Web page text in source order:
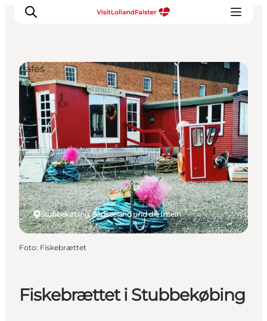
Natur und Outdoor
Familienurlaub
Kultur
Gastronomie
Urlaubsplaner
Fiskebrættet i Stubbekøbing
Stubbekøbing, Südseeland und die Inseln
Cafés
Foto: Fiskebrættet